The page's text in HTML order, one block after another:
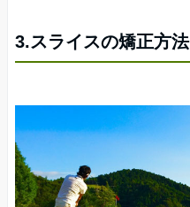
3.スライスの矯正方法